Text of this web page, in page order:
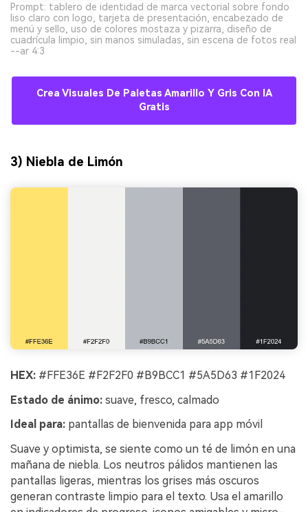
Prompt: tablero de identidad de marca vectorial sobre fondo
liso claro con logo, tarjeta de presentación, encabezado de
menú y sello, uso de colores mostaza y pizarra, diseño de
cuadrícula limpio, sin manos simuladas, sin escena de fotos real
--ar 4:3
Crea Visuales De Paletas Amarillo Y Gris Con IA
Gratis
3) Niebla de Limón
HEX: #FFE36E #F2F2F0 #B9BCC1 #5A5D63 #1F2024
Estado de ánimo: suave, fresco, calmado
Ideal para: pantallas de bienvenida para app móvil
Suave y optimista, se siente como un té de limón en una
mañana de niebla. Los neutros pálidos mantienen las
pantallas ligeras, mientras los grises más oscuros
generan contraste limpio para el texto. Usa el amarillo